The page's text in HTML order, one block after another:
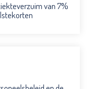
van 7%